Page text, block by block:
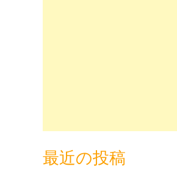
最近の投稿